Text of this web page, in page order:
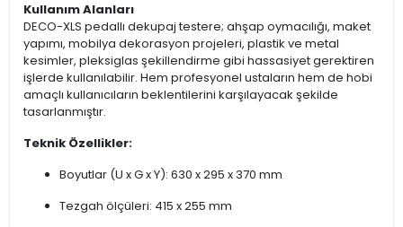
Kullanım Alanları
DECO-XLS pedallı dekupaj testere; ahşap oymacılığı, maket
yapımı, mobilya dekorasyon projeleri, plastik ve metal
kesimler, pleksiglas şekillendirme gibi hassasiyet gerektiren
işlerde kullanılabilir. Hem profesyonel ustaların hem de hobi
amaçlı kullanıcıların beklentilerini karşılayacak şekilde
tasarlanmıştır.
Teknik Özellikler:
Boyutlar (U x G x Y): 630 x 295 x 370 mm
Tezgah ölçüleri: 415 x 255 mm